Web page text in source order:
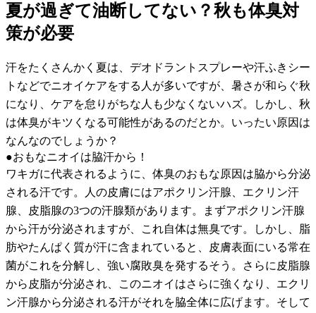
夏が過ぎて油断してない？秋も体臭対
策が必要
汗をたくさんかく夏は、デオドラントスプレーや汗ふきシー
トなどでニオイケアをする人が多いですが、暑さが和らぐ秋
になり、ケアを怠りがちな人も少なくないハズ。しかし、秋
は体臭がキツくなる可能性があるのだとか。いったい原因は
なんなのでしょうか？
●おもなニオイは脇汗から！
ワキガに代表されるように、体臭のおもな原因は脇から分泌
される汗です。人の皮膚にはアポクリン汗腺、エクリン汗
腺、皮脂腺の3つの汗腺類があります。まずアポクリン汗腺
から汗が分泌されますが、これ自体は無臭です。しかし、脂
肪やたんぱく質が汗に含まれていると、皮膚表面にいる常在
菌がこれを分解し、強い腐敗臭を発するそう。さらに皮脂腺
から皮脂が分泌され、このニオイはさらに強くなり、エクリ
ン汗腺から分泌される汗がそれを脇全体に広げます。そして